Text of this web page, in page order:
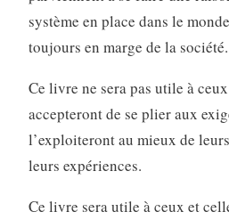
système en place dans le
toujours en marge de la société.
Ce livre ne sera pas utile à
accepteront de se plier aux
l’exploiteront au mieux de
leurs expériences.
Ce livre sera utile à ceux et